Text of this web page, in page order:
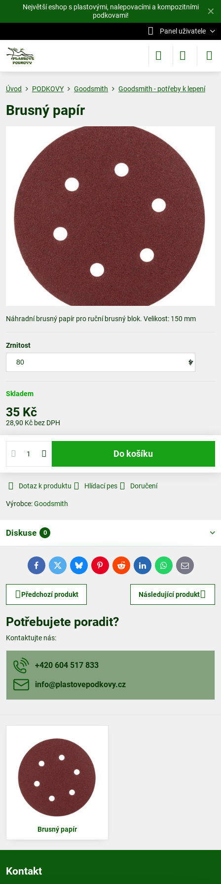
✕
Největší eshop s plastovými, nalepovacími a kompozitními
podkovami!
Panel uživatele
Úvod PODKOVY Goodsmith Goodsmith - potřeby k lepení
Brusný papír
Náhradní brusný papír pro ruční brusný blok. Velikost: 150 mm
Zrnitost
Skladem
35 Kč
28,90 Kč bez DPH
Do košíku
Dotaz k produktu Hlídací pes Doručení
Výrobce:Goodsmith
Diskuse 0
FacebookTwitterBlueskyPinterestRedditLinkedInWhatsApp
E-
mail
Předchozí produkt Následující produkt
Potřebujete poradit?
Kontaktujte nás:
+420 604 517 833
info​@plastovepodkovy​.cz
Brusný papír
Kontakt